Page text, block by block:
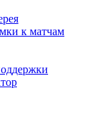
к матчам